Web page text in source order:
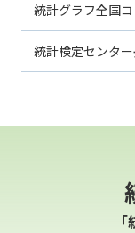
統計グラフ全国
統計検定センタ